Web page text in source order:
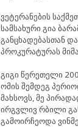
ვეტერანების
სამსახური გია
განცხადებასთან
პროკურატურას
გიგი წერეთელი
ომის შემდეგ
მახსოვს, მე
ირგვლივ რბილი
გამოირჩეოდა